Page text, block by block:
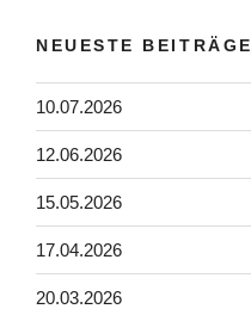
NEUESTE BEITRÄGE
10.07.2026
12.06.2026
15.05.2026
17.04.2026
20.03.2026